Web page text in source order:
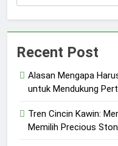
for:
Recent Post
Alasan Mengapa
untuk Mendukung
Tren Cincin Kawin:
Memilih Precious